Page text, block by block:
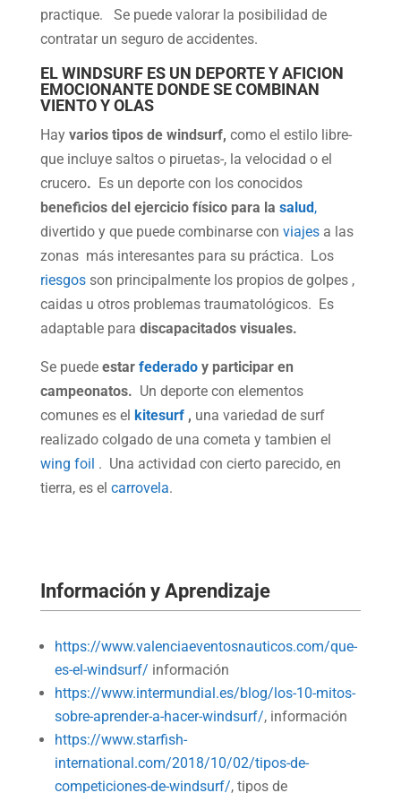
practique. Se puede valorar la posibilidad de
contratar un seguro de accidentes.
EL WINDSURF ES UN DEPORTE Y AFICION
EMOCIONANTE DONDE SE COMBINAN
VIENTO Y OLAS
Hay varios tipos de windsurf, como el estilo libre-
que incluye saltos o piruetas-, la velocidad o el
crucero. Es un deporte con los conocidos
beneficios del ejercicio físico para la salud,
divertido y que puede combinarse con viajesa las
zonas más interesantes para su práctica. Los
riesgosson principalmente los propios de golpes ,
caidas u otros problemas traumatológicos. Es
adaptable para discapacitados visuales.
Se puede estar federadoy participar en
campeonatos. Un deporte con elementos
comunes es el kitesurf, una variedad de surf
realizado colgado de una cometa y tambien el
wing foil . Una actividad con cierto parecido, en
tierra, es el carrovela.
Información y Aprendizaje
https://www.valenciaeventosnauticos.com/que-
es-el-windsurf/ información
https://www.intermundial.es/blog/los-10-mitos-
sobre-aprender-a-hacer-windsurf/, información
https://www.starfish-
international.com/2018/10/02/tipos-de-
competiciones-de-windsurf/, tipos de